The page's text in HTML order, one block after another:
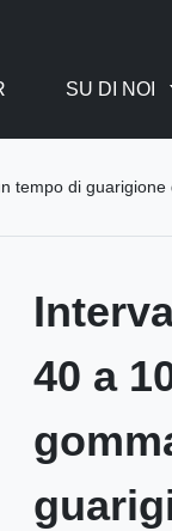
SU DI NOI
tempo di
40 a